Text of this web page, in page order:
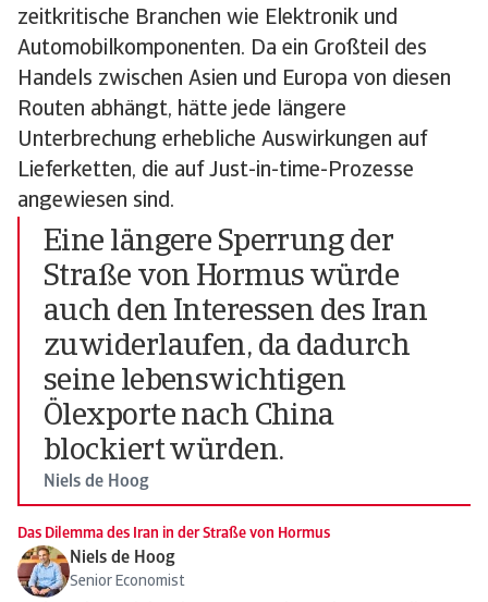
zeitkritische Branchen wie Elektronik und
Automobilkomponenten. Da ein Großteil des
Handels zwischen Asien und Europa von diesen
Routen abhängt, hätte jede längere
Unterbrechung erhebliche Auswirkungen auf
Lieferketten, die auf Just-in-time-Prozesse
angewiesen sind.
Eine längere Sperrung der
Straße von Hormus würde
auch den Interessen des Iran
zuwiderlaufen, da dadurch
seine lebenswichtigen
Ölexporte nach China
blockiert würden.
Niels de Hoog
Das Dilemma des Iran in der Straße von Hormus
Niels de Hoog
Senior Economist